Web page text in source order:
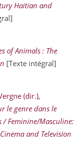
Haitian and
of Animals : The
[Texte intégral]
(dir.),
le genre dans le
/ Feminine/Masculine:
and Television